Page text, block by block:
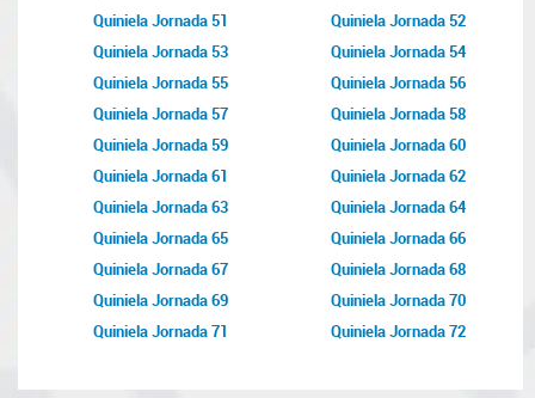
Quiniela Jornada 51
Quiniela Jornada 52
Quiniela Jornada 53
Quiniela Jornada 54
Quiniela Jornada 55
Quiniela Jornada 56
Quiniela Jornada 57
Quiniela Jornada 58
Quiniela Jornada 59
Quiniela Jornada 60
Quiniela Jornada 61
Quiniela Jornada 62
Quiniela Jornada 63
Quiniela Jornada 64
Quiniela Jornada 65
Quiniela Jornada 66
Quiniela Jornada 67
Quiniela Jornada 68
Quiniela Jornada 69
Quiniela Jornada 70
Quiniela Jornada 71
Quiniela Jornada 72